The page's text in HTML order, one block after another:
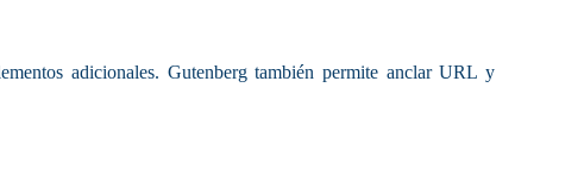
adicionales. Gutenberg también permite anclar URL y